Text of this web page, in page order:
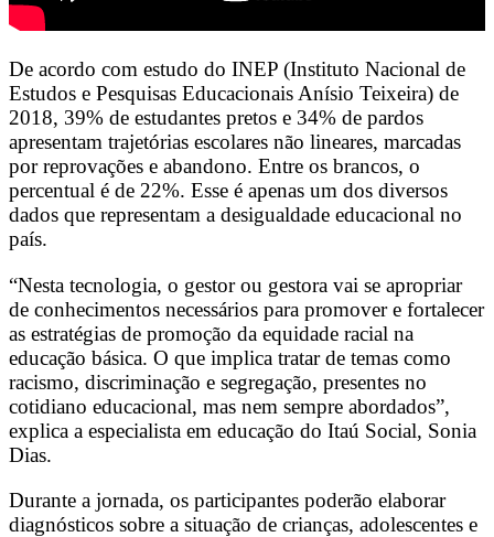
De acordo com estudo do INEP (Instituto Nacional de
Estudos e Pesquisas Educacionais Anísio Teixeira) de
2018, 39% de estudantes pretos e 34% de pardos
apresentam trajetórias escolares não lineares, marcadas
por reprovações e abandono. Entre os brancos, o
percentual é de 22%. Esse é apenas um dos diversos
dados que representam a desigualdade educacional no
país.
“Nesta tecnologia, o gestor ou gestora vai se apropriar
de conhecimentos necessários para promover e fortalecer
as estratégias de promoção da equidade racial na
educação básica. O que implica tratar de temas como
racismo, discriminação e segregação, presentes no
cotidiano educacional, mas nem sempre abordados”,
explica a especialista em educação do Itaú Social, Sonia
Dias.
Durante a jornada, os participantes poderão elaborar
diagnósticos sobre a situação de crianças, adolescentes e